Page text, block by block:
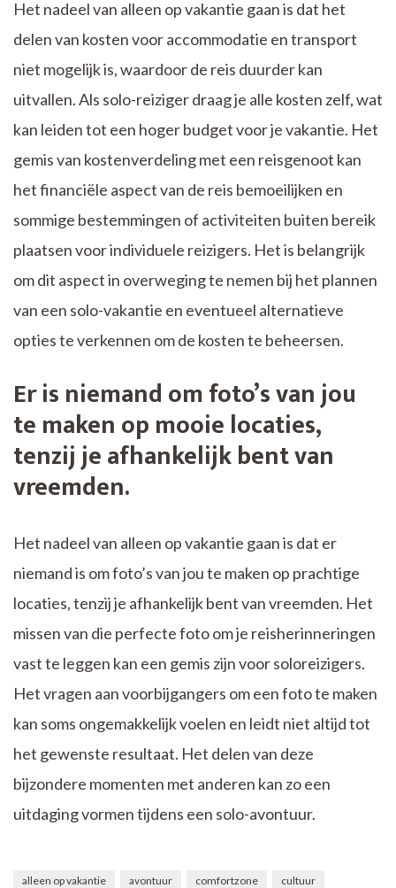
Het nadeel van alleen op vakantie gaan is dat het
delen van kosten voor accommodatie en transport
niet mogelijk is, waardoor de reis duurder kan
uitvallen. Als solo-reiziger draag je alle kosten zelf, wat
kan leiden tot een hoger budget voor je vakantie. Het
gemis van kostenverdeling met een reisgenoot kan
het financiële aspect van de reis bemoeilijken en
sommige bestemmingen of activiteiten buiten bereik
plaatsen voor individuele reizigers. Het is belangrijk
om dit aspect in overweging te nemen bij het plannen
van een solo-vakantie en eventueel alternatieve
opties te verkennen om de kosten te beheersen.
Er is niemand om foto’s van jou
te maken op mooie locaties,
tenzij je afhankelijk bent van
vreemden.
Het nadeel van alleen op vakantie gaan is dat er
niemand is om foto’s van jou te maken op prachtige
locaties, tenzij je afhankelijk bent van vreemden. Het
missen van die perfecte foto om je reisherinneringen
vast te leggen kan een gemis zijn voor soloreizigers.
Het vragen aan voorbijgangers om een foto te maken
kan soms ongemakkelijk voelen en leidt niet altijd tot
het gewenste resultaat. Het delen van deze
bijzondere momenten met anderen kan zo een
uitdaging vormen tijdens een solo-avontuur.
alleen op vakantie avontuur comfortzone
cultuur